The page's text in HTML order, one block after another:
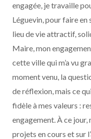
engagée, je travaille
Léguevin, pour faire
lieu de vie attractif,
Maire, mon
cette ville qui m’a vu
moment venu, la
de réflexion, mais ce
fidèle à mes valeurs :
engagement. À ce jour,
projets en cours et sur